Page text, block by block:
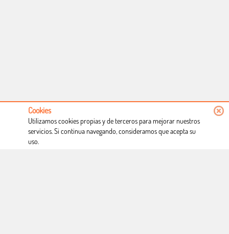
Condiciones de uso
Cookies
Utilizamos cookies propias y de terceros para mejorar nuestros
servicios. Si continua navegando, consideramos que acepta su
uso.